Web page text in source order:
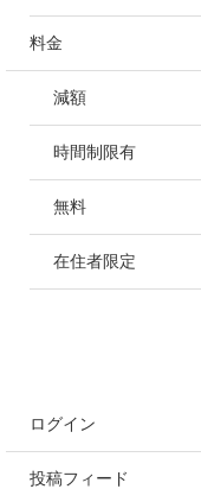
料金
減額
時間制限有
無料
在住者限定
ログイン
投稿フィード